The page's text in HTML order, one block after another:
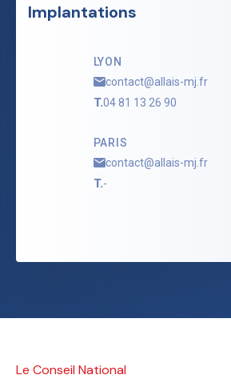
Implantations
LYON
contact@allais-mj.fr
T.04 81 13 26 90
PARIS
contact@allais-mj.fr
T.-
Le Conseil National